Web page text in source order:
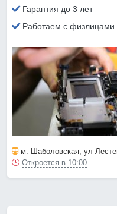
Гарантия до 3 лет
Работаем с
м. Шаболовская, ул
Откроется в 10:00